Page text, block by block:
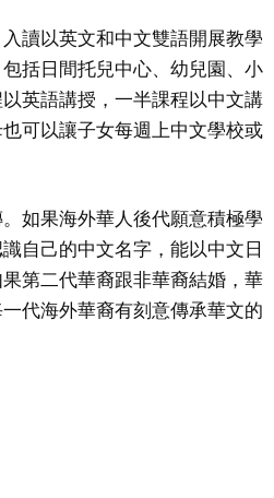
讀以英文和中文雙語開展教學
括日間托兒中心、幼兒園、小
英語講授，一半課程以中文講
可以讓子女每週上中文學校或
如果海外華人後代願意積極學
自己的中文名字，能以中文日
第二代華裔跟非華裔結婚，華
代海外華裔有刻意傳承華文的